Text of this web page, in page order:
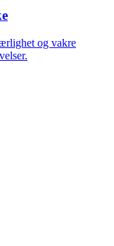
og vakre